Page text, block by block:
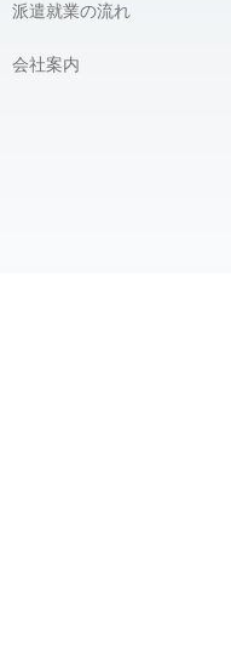
派遣就業の流れ
会社案内